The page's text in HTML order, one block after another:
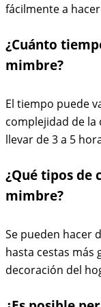
fácilmente a
¿Cuánto
mimbre?
El tiempo puede
complejidad de
llevar de 3 a 5
¿Qué tipos de
mimbre?
Se pueden hacer
hasta cestas más
decoración del